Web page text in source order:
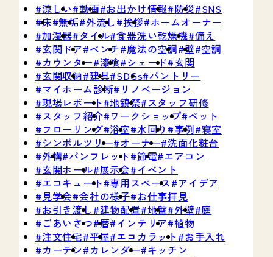
涼しい 動画 お出かけ情報 防災 SNS
床 無垢 外流し 挨拶 ホームオーナー
加湿器 タイル 食器洗い乾燥機 備え
玄関ドア ベンチ 魔法の空調 壁 空調
カウンター 漆喰 シェード 玄関
玄関収納 建具 SDGs パントリー
マイホーム診断
リノベージョン
現場レポート 地鎮祭 スタッフ研修
スタッフ紹介 ワークショップ ペット
フローリング 浴室 水回り 事例 寝室
シンボルツリー オーナー 洗面化粧台
外構 パンフレット 節電 エアコン
玄関ホール 展示会 イベント
エコキュート 専用スペース
アイデア
見学会 会社の様子 お仕事拝見
お引き渡し
建物配置 地盤 外壁 庭
ごあいさつ 暦 インテリア 植物
注文住宅 平屋 エコカラット
お手入れ
カーテン
カレンダー キッチン